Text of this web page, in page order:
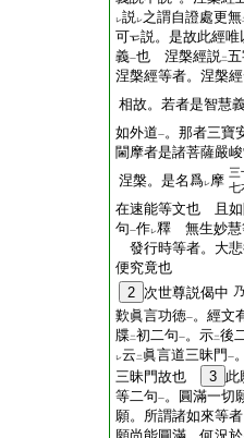
レ説レ之謂自證處更無
可
説。是故此經唯
義一也 涅槃經説二
涅槃經等者。涅槃
相故。若者是智慧
如外道一。那者三寶
閫摩者是諸菩薩嚴
涅槃。是名爲レ摩 三
七
在速能等文也 且如
句一作レ釋 無生妙慧
發行時等者。大
便究竟也
2 次世尊説偈中
歎眞言功徳一。經文
牒二初二句一。示二後
レ云 二 眞言道三昧門 一
三昧門故也
3 此
等二句一。圓滿一切
願。所謂諸如來等